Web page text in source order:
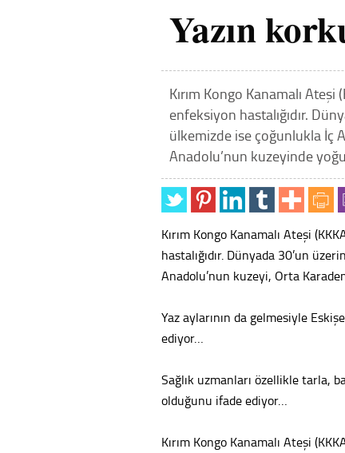
Yazın
Kırım Kongo Kanamalı
enfeksiyon hastalığıdır.
ülkemizde ise çoğunlukla İç
Anadolu’nun kuzeyinde
Kırım Kongo Kanamalı Ateşi
hastalığıdır. Dünyada 30’un
Anadolu’nun kuzeyi, Orta
Yaz aylarının da gelmesiyle
ediyor…
Sağlık uzmanları özellikle tarla,
olduğunu ifade ediyor…
Kırım Kongo Kanamalı Ateşi